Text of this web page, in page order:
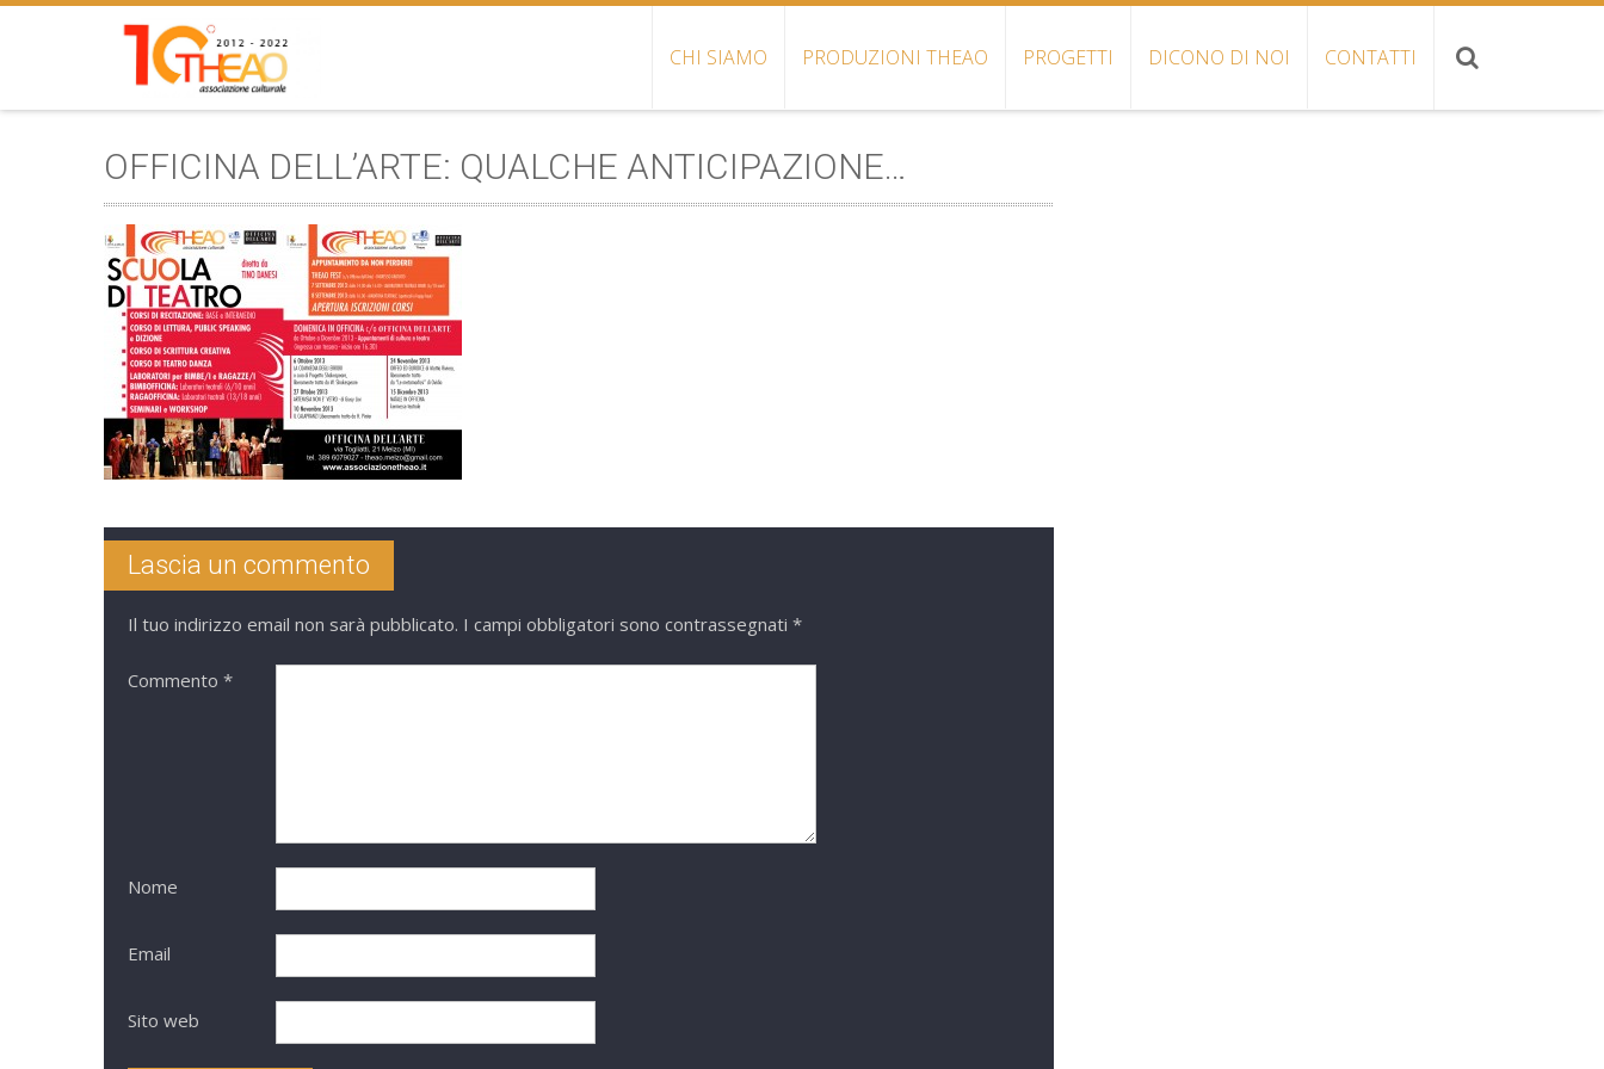
CHI SIAMO PRODUZIONI THEAO PROGETTI DICONO DI NOI CONTATTI
OFFICINA DELL’ARTE: QUALCHE ANTICIPAZIONE…
Lascia un commento
Il tuo indirizzo email non sarà pubblicato. I campi obbligatori sono contrassegnati *
Commento *
Nome
Email
Sito web